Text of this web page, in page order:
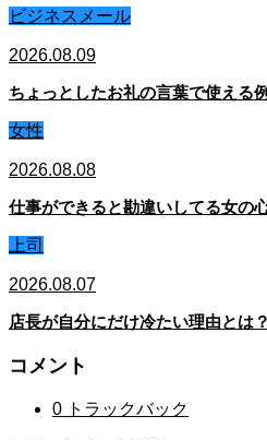
ビジネスメール
2026.08.09
ちょっとしたお礼の言葉で使える
女性
2026.08.08
仕事ができると勘違いしてる女の
上司
2026.08.07
店長が自分にだけ冷たい理由とは
コメント
0 トラックバック